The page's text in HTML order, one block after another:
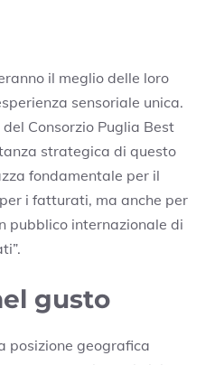
il meglio delle loro
sensoriale unica.
Consorzio Puglia Best
strategica di questo
fondamentale per il
i fatturati, ma anche per
pubblico internazionale di
gusto
posizione geografica